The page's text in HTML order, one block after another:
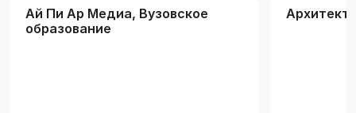
«Менеджмент», изучающих дисциплину
«Оценка стоимости объектов дизайна и
Ай Пи Ар Медиа, Вузовское
образование